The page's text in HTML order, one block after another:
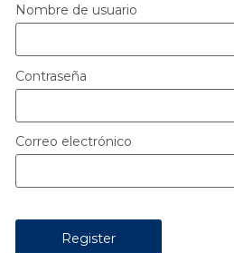
Nombre de usuario
Contraseña
Correo electrónico